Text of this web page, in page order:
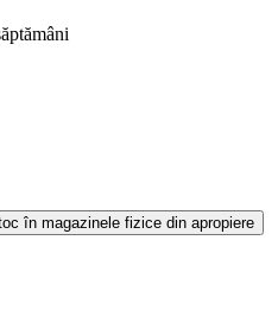
în magazinele fizice din apropiere